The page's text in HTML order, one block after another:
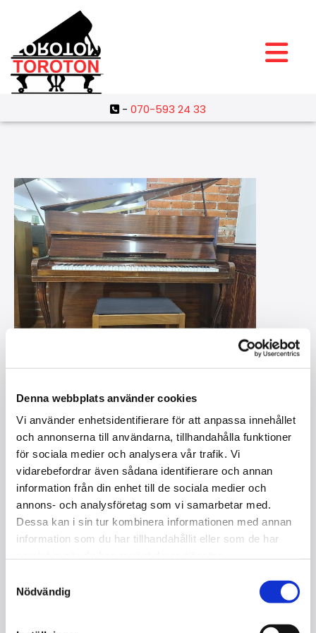
Denna webbplats använder cookies
Vi använder enhetsidentifierare för att anpassa innehållet
och annonserna till användarna, tillhandahålla funktioner
för sociala medier och analysera vår trafik. Vi
vidarebefordrar även sådana identifierare och annan
information från din enhet till de sociala medier och
annons- och analysföretag som vi samarbetar med.
Dessa kan i sin tur kombinera informationen med annan
information som du har tillhandahållit eller som de har
Nödvändig
- 070-593 24 33
HOFMANN WIEN 118, PIANO
I lager
Kontakta oss
Storlek : 118 cm
Mekanik : Renner
Tangenter : 88
Kvalitet : Begagnad